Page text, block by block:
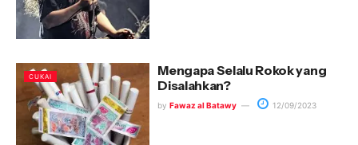
CUKAI
Mengapa Selalu Rokok yang
Disalahkan?
by Fawaz al Batawy 12/09/2023